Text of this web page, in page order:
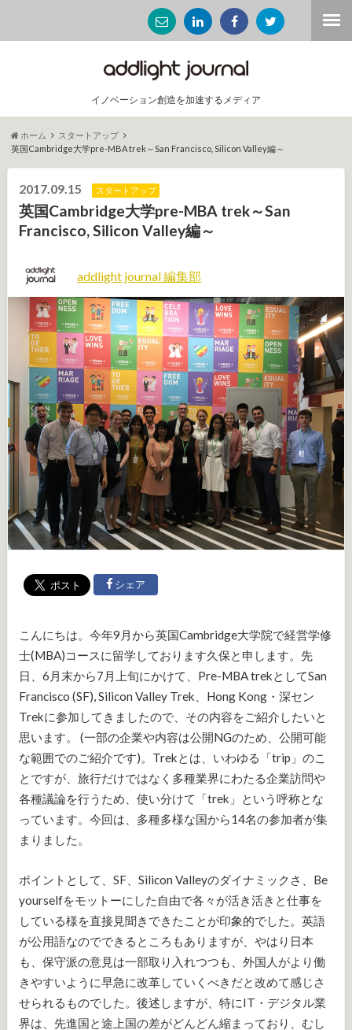
イノベーション創造を加速するメディア
ホーム
スタートアップ
英国Cambridge大学pre-MBA trek～San Francisco, Silicon Valley編～
2017.09.15 スタートアップ
英国Cambridge大学pre-MBA trek～San
Francisco, Silicon Valley編～
addlight journal 編集部
シェア
こんにちは。今年9月から英国Cambridge大学院で経営学修
士(MBA)コースに留学しております久保と申します。先
日、6月末から7月上旬にかけて、Pre-MBA trekとしてSan
Francisco (SF), Silicon Valley Trek、Hong Kong・深セン
Trekに参加してきましたので、その内容をご紹介したいと
思います。 (一部の企業や内容は公開NGのため、公開可能
な範囲でのご紹介です)。Trekとは、いわゆる「trip」のこ
とですが、旅行だけではなく多種業界にわたる企業訪問や
各種議論を行うため、使い分けて「trek」という呼称とな
っています。今回は、多種多様な国から14名の参加者が集
まりました。
ポイントとして、SF、Silicon Valleyのダイナミックさ、Be
yourselfをモットーにした自由で各々が活き活きと仕事を
している様を直接見聞きできたことが印象的でした。英語
が公用語なのでできるところもありますが、やはり日本
も、保守派の意見は一部取り入れつつも、外国人がより働
きやすいように早急に改革していくべきだと改めて感じさ
せられるものでした。後述しますが、特にIT・デジタル業
界は、先進国と途上国の差がどんどん縮まっており、むし